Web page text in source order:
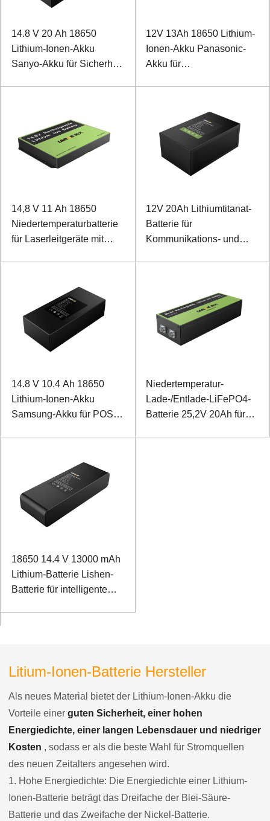
14.8 V 20 Ah 18650
Lithium-Ionen-Akku
Sanyo-Akku für Sicherheit
12V 13Ah 18650 Lithium-
Ionen-Akku Panasonic-
Akku für
14,8 V 11 Ah 18650
Niedertemperaturbatterie
für Laserleitgeräte mit
12V 20Ah Lithiumtitanat-
Batterie für
Kommunikations- und
14.8 V 10.4 Ah 18650
Lithium-Ionen-Akku
Samsung-Akku für POS-
Niedertemperatur-
Lade-/Entlade-LiFePO4-
Batterie 25,2V 20Ah für
18650 14.4 V 13000 mAh
Lithium-Batterie Lishen-
Batterie für intelligente
Litium-Ionen-Batterie Hersteller
Als neues Material bietet der Lithium-Ionen-Akku die
Vorteile einer guten Sicherheit, einer hohen
Energiedichte, einer langen Lebensdauer und niedriger
Kosten , sodass er als die beste Wahl für Stromquellen
des neuen Zeitalters angesehen wird.
1. Hohe Energiedichte: Die Energiedichte einer Lithium-
Ionen-Batterie beträgt das Dreifache der Blei-Säure-
Batterie und das Zweifache der Nickel-Batterie.